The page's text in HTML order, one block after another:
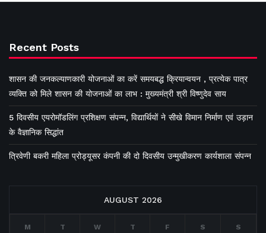
Recent Posts
शासन की जनकल्याणकारी योजनाओं का करें समयबद्ध क्रियान्वयन , प्रत्येक पात्र
व्यक्ति को मिले शासन की योजनाओं का लाभ : मुख्यमंत्री श्री विष्णुदेव साय
5 दिवसीय एयरोमॉडलिंग प्रशिक्षण संपन्न, विद्यार्थियों ने सीखे विमान निर्माण एवं उड़ान
के वैज्ञानिक सिद्धांत
त्रिवेणी बकरी महिला प्रोड्यूसर कंपनी की दो दिवसीय उन्मुखीकरण कार्यशाला संपन्न
AUGUST 2026
M T W T F S S